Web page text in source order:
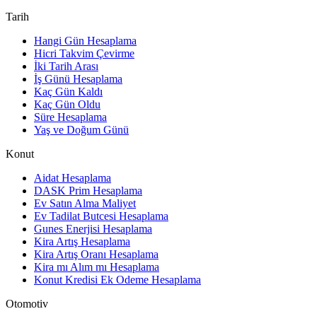
Tarih
Hangi Gün Hesaplama
Hicri Takvim Çevirme
İki Tarih Arası
İş Günü Hesaplama
Kaç Gün Kaldı
Kaç Gün Oldu
Süre Hesaplama
Yaş ve Doğum Günü
Konut
Aidat Hesaplama
DASK Prim Hesaplama
Ev Satın Alma Maliyet
Ev Tadilat Butcesi Hesaplama
Gunes Enerjisi Hesaplama
Kira Artış Hesaplama
Kira Artış Oranı Hesaplama
Kira mı Alım mı Hesaplama
Konut Kredisi Ek Odeme Hesaplama
Otomotiv